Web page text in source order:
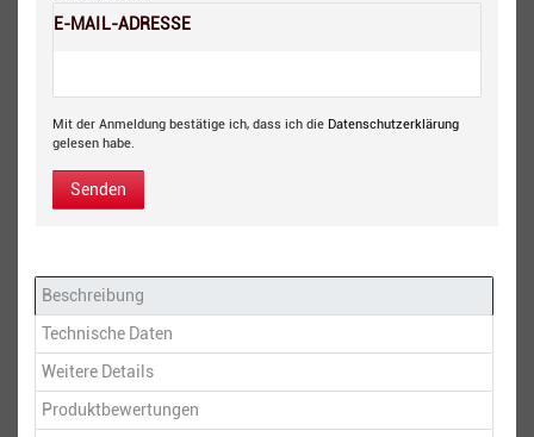
E-MAIL-ADRESSE
Mit der Anmeldung bestätige ich, dass ich die Daten­schutz­erklärung
gelesen habe.
Senden
Beschreibung
Technische Daten
Weitere Details
Produktbewertungen